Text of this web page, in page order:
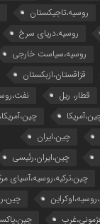
روسیه،تاجیکستان
روسیه،دریای سرخ
روسیه،سیاست خارجی
قزاقستان،ازبکستان
قطار، ریل
چین،ایران
چین،ایران،رئیسی
چین،ترکیه،روسیه،آسیای